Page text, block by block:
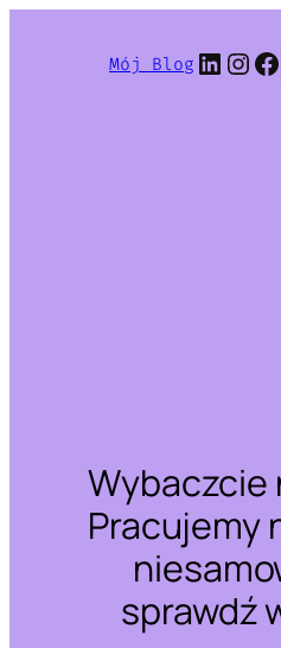
Mój Blog
Wybaczcie
Pracujemy
sprawdź